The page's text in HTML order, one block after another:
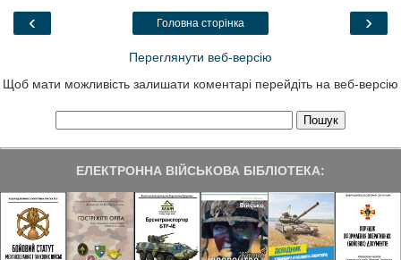
o
a
‹ ›
Головна сторінка
Переглянути веб-версію
Щоб мати можливість залишати коментарі перейдіть на веб-версію
ЕЛЕКТРОННА ВІЙСЬКОВА БІБЛІОТЕКА: